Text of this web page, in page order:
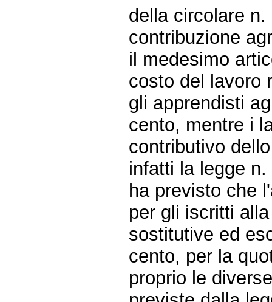
della circolare
contribuzione
il medesimo
costo del lavoro
gli apprendisti
cento, mentre i
contributivo
infatti la legge
ha previsto che
per gli iscritti
sostitutive ed
cento, per la
proprio le